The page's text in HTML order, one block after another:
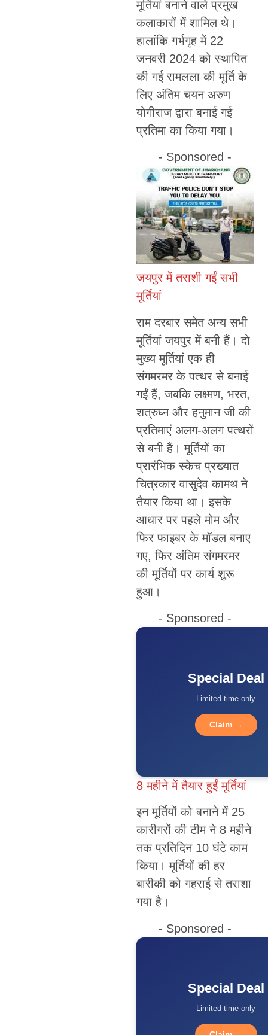
मूर्तियां बनाने वाले प्रमुख
कलाकारों में शामिल थे।
हालांकि गर्भगृह में 22
जनवरी 2024 को स्थापित
की गई रामलला की मूर्ति के
लिए अंतिम चयन अरुण
योगीराज द्वारा बनाई गई
प्रतिमा का किया गया।
- Sponsored -
जयपुर में तराशी गईं सभी
मूर्तियां
राम दरबार समेत अन्य सभी
मूर्तियां जयपुर में बनी हैं। दो
मुख्य मूर्तियां एक ही
संगमरमर के पत्थर से बनाई
गईं हैं, जबकि लक्ष्मण, भरत,
शत्रुघ्न और हनुमान जी की
प्रतिमाएं अलग-अलग पत्थरों
से बनी हैं। मूर्तियों का
प्रारंभिक स्केच प्रख्यात
चित्रकार वासुदेव कामथ ने
तैयार किया था। इसके
आधार पर पहले मोम और
फिर फाइबर के मॉडल बनाए
गए, फिर अंतिम संगमरमर
की मूर्तियों पर कार्य शुरू
हुआ।
- Sponsored -
Special Deal
Limited time only
Claim →
8 महीने में तैयार हुईं मूर्तियां
इन मूर्तियों को बनाने में 25
कारीगरों की टीम ने 8 महीने
तक प्रतिदिन 10 घंटे काम
किया। मूर्तियों की हर
बारीकी को गहराई से तराशा
गया है।
- Sponsored -
Special Deal
Limited time only